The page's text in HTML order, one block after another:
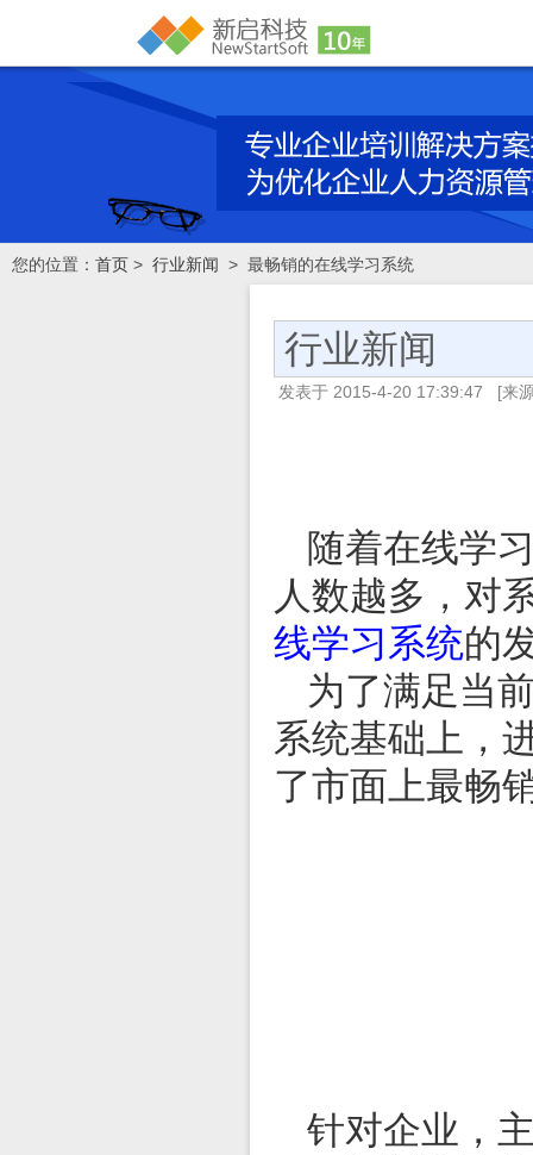
您的位置： 首页 > 行业新闻 > 最畅销的在线学习系统
行业新闻
发表于 2015-4-20 17:39:47 [来
随着在线学
人数越多，对
线学习系统的
为了满足当
系统基础上，
了市面上最畅
针对企业，